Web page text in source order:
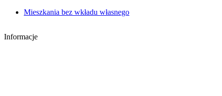
Mieszkania bez wkładu własnego
Informacje